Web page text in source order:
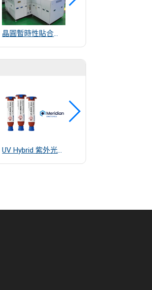
晶圓暫時性貼合與剝離設備
UV Hybrid 紫外光混合系統接著劑